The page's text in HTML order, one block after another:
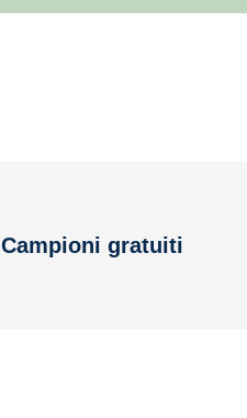
Campioni gratuiti